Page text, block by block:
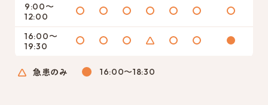
9:00〜
12:00
16:00〜
19:30
急患のみ 16:00〜18:30